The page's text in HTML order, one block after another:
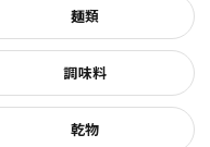
麺類
調味料
乾物